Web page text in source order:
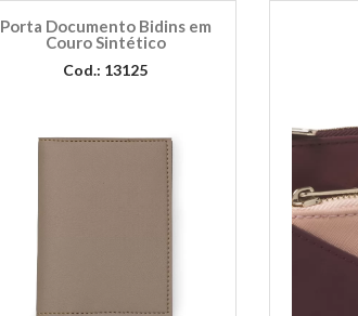
Porta Documento Bidins em
Couro Sintético
Cod.: 13125